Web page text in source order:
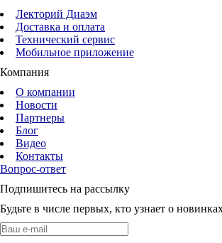
Лекторий Диаэм
Доставка и оплата
Технический сервис
Мобильное приложение
Компания
О компании
Новости
Партнеры
Блог
Видео
Контакты
Вопрос-ответ
Подпишитесь на рассылку
Будьте в числе первых, кто узнает о